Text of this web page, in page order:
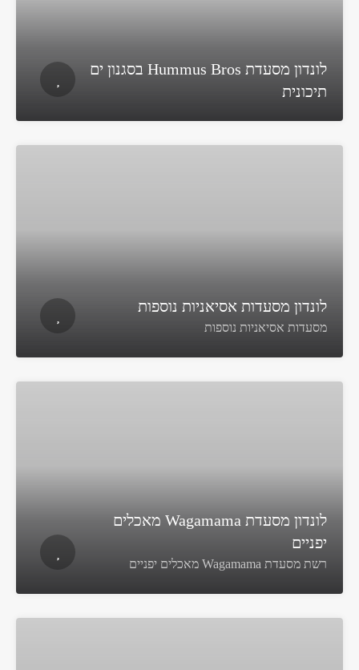
לונדון מסעדת Hummus Bros בסגנון ים
תיכונית
לונדון מסעדות אסיאניות נוספות
מסעדות אסיאניות נוספות
לונדון מסעדת Wagamama מאכלים
יפניים
רשת מסעדת Wagamama מאכלים יפניים